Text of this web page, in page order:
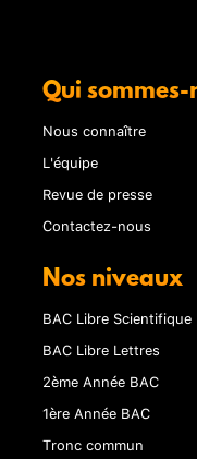
Qui sommes-
Nous connaître
L'équipe
Revue de presse
Contactez-nous
Nos niveaux
BAC Libre Scientifique
BAC Libre Lettres
2ème Année BAC
1ère Année BAC
Tronc commun